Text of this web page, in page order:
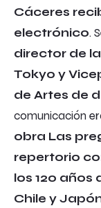
Cáceres
electrónico.
director de
Tokyo y
de Artes de
comunicación
obra Las
repertorio
los 120
Chile y